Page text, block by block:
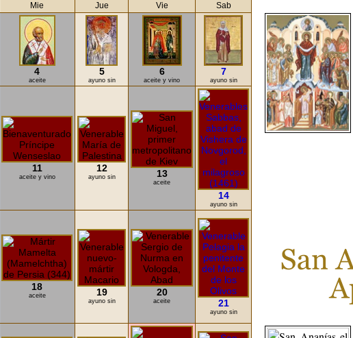
Mie Jue Vie Sab
4
aceite
5
ayuno sin
6
aceite y vino
7
ayuno sin
11
aceite y vino
12
ayuno sin 13
aceite
14
ayuno sin
18
aceite 19
ayuno sin
20
aceite 21
ayuno sin